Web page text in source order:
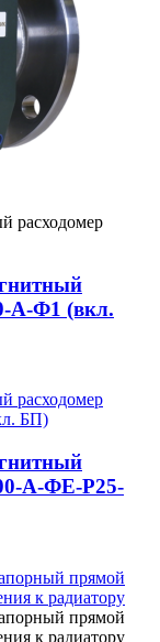
А-Ф1 (вкл.
А-ФЕ-Р25-